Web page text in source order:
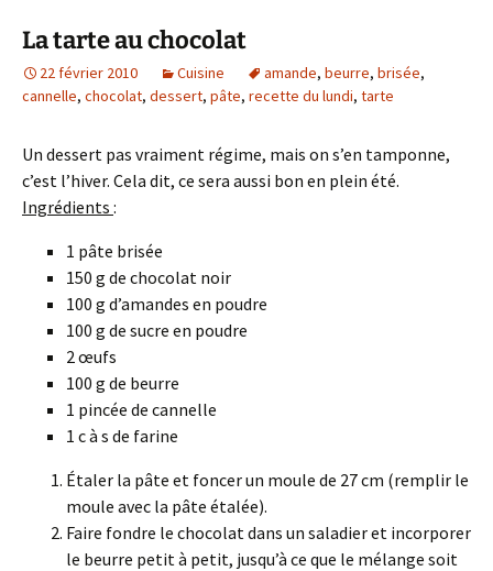
La tarte au chocolat
22 février 2010 Cuisine amande, beurre, brisée,
cannelle, chocolat, dessert, pâte, recette du lundi, tarte
Un dessert pas vraiment régime, mais on s’en tamponne,
c’est l’hiver. Cela dit, ce sera aussi bon en plein été.
Ingrédients :
1 pâte brisée
150 g de chocolat noir
100 g d’amandes en poudre
100 g de sucre en poudre
2 œufs
100 g de beurre
1 pincée de cannelle
1 c à s de farine
Étaler la pâte et foncer un moule de 27 cm (remplir le
moule avec la pâte étalée).
Faire fondre le chocolat dans un saladier et incorporer
le beurre petit à petit, jusqu’à ce que le mélange soit